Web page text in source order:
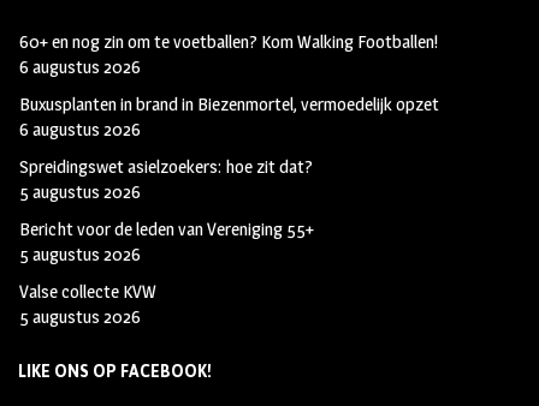
60+ en nog zin om te voetballen? Kom Walking Footballen!
6 augustus 2026
Buxusplanten in brand in Biezenmortel, vermoedelijk opzet
6 augustus 2026
Spreidingswet asielzoekers: hoe zit dat?
5 augustus 2026
Bericht voor de leden van Vereniging 55+
5 augustus 2026
Valse collecte KVW
5 augustus 2026
LIKE ONS OP FACEBOOK!